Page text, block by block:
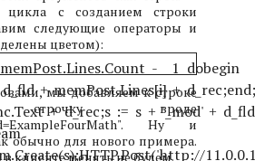
цикла с созданием строки
следующие операторы и
цветом):
- 1 dobegin
+ memPost.Lines[i] + d_rec;end;
+ d_rec;s := s + '_mod' +
HTTP.Post('http://
мы добавляем к строке
строчку вроде
Ну и
обычно для нового примера.
клиенте менять не будем.